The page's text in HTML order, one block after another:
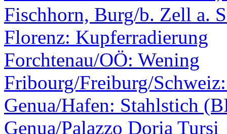
Fischhorn, Burg/b. Zell a.
Florenz: Kupferradierung
Forchtenau/OÖ: Wening
Fribourg/Freiburg/
Genua/Hafen: Stahlstich
Genua/Palazzo Doria Tursi